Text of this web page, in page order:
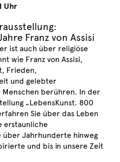
Uhr
Franz von Assisi
ist auch über religiöse
wie Franz von Assisi,
Frieden,
und gelebter
berühren. In der
„LebensKunst. 800
Sie über das Leben
erstaunliche
über Jahrhunderte hinweg
und bis in unsere Zeit